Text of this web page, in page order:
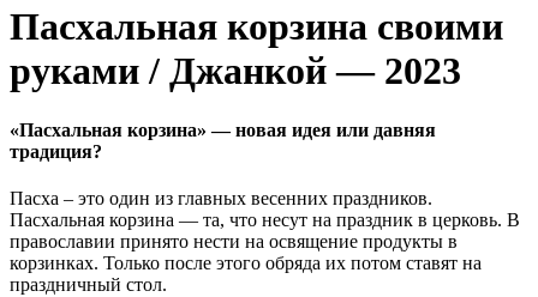
Пасхальная корзина своими
руками / Джанкой — 2023
«Пасхальная корзина» — новая идея или давняя
традиция?
Пасха – это один из главных весенних праздников.
Пасхальная корзина — та, что несут на праздник в церковь. В
православии принято нести на освящение продукты в
корзинках. Только после этого обряда их потом ставят на
праздничный стол.